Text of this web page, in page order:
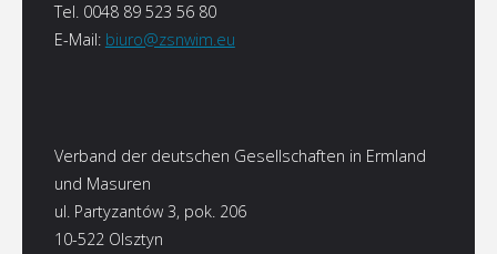
Tel. 0048 89 523 56 80
E-Mail: biuro@zsnwim.eu
Verband der deutschen Gesellschaften in Ermland
und Masuren
ul. Partyzantów 3, pok. 206
10-522 Olsztyn